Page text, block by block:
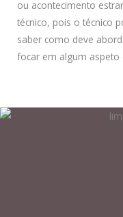
ou acontecimento
técnico, pois o técnico
saber como deve
focar em algum aspeto